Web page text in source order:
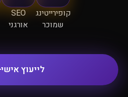
קופירייטינג
שמוכר
SEO
אורגני
לייעוץ אישי